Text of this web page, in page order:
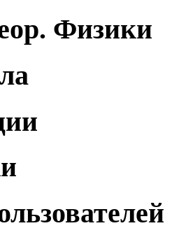
Физики